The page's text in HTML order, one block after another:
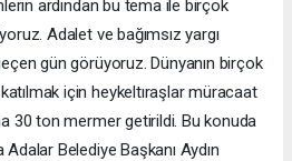
ardından bu tema ile birçok
Adalet ve bağımsız yargı
gün görüyoruz. Dünyanın birçok
için heykeltıraşlar müracaat
30 ton mermer getirildi. Bu konuda
Belediye Başkanı Aydın